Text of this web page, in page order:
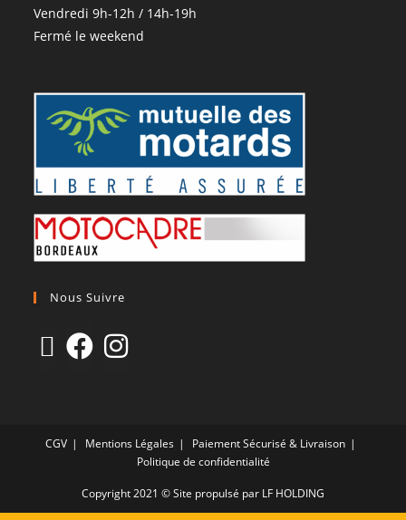
Vendredi 9h-12h / 14h-19h
Fermé le weekend
Nous Suivre
CGV Mentions Légales
Paiement Sécurisé & Livraison
Politique de confidentialité
Copyright 2021 © Site propulsé par LF HOLDING